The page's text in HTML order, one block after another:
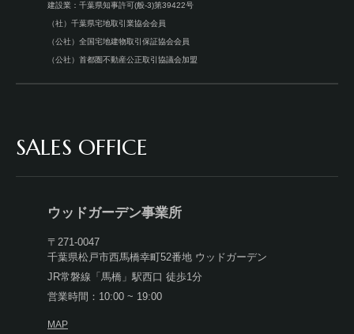
SALES OFFICE
ウッドガーデン事業所
〒271-0047
千葉県松戸市西馬橋幸町52番地 ウッドガーデン
JR常磐線「馬橋」駅西口 徒歩1分
営業時間：10:00 ~ 19:00
MAP
建設業：千葉県知事許可(般-3)第39422号
（社）千葉県宅地取引業協会会員
（公社）全国宅地建物取引保証協会会員
（公社）首都圏不動産公正取引協議会加盟